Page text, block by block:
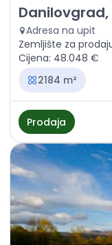
Prodaja -
Adresa na upit
Zemljište za
Cijena: 48.048 €
2184 m²
Prodaja